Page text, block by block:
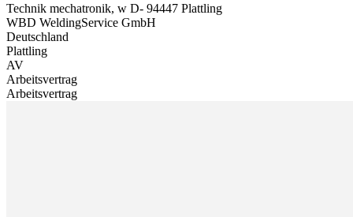
Technik mechatronik, w D- 94447 Plattling
WBD WeldingService GmbH
Deutschland
Plattling
AV
Arbeitsvertrag
Arbeitsvertrag